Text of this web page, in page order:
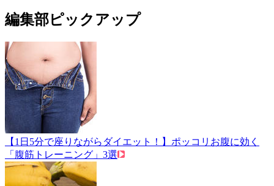
編集部ピックアップ
【1日5分で座りながらダイエット！】ポッコリお腹に効く
「腹筋トレーニング」3選